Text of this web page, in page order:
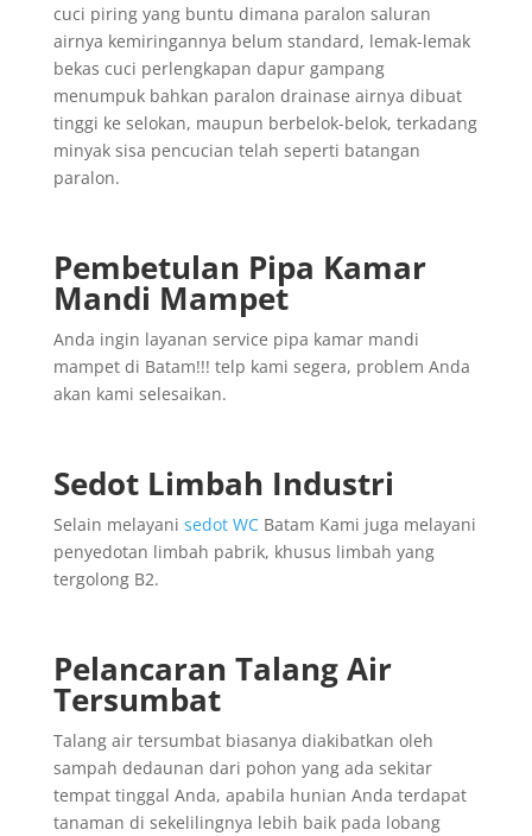
cuci piring yang buntu dimana paralon saluran
airnya kemiringannya belum standard, lemak-lemak
bekas cuci perlengkapan dapur gampang
menumpuk bahkan paralon drainase airnya dibuat
tinggi ke selokan, maupun berbelok-belok, terkadang
minyak sisa pencucian telah seperti batangan
paralon.
Pembetulan Pipa Kamar
Mandi Mampet
Anda ingin layanan service pipa kamar mandi
mampet di Batam!!! telp kami segera, problem Anda
akan kami selesaikan.
Sedot Limbah Industri
Selain melayani sedot WCBatam Kami juga melayani
penyedotan limbah pabrik, khusus limbah yang
tergolong B2.
Pelancaran Talang Air
Tersumbat
Talang air tersumbat biasanya diakibatkan oleh
sampah dedaunan dari pohon yang ada sekitar
tempat tinggal Anda, apabila hunian Anda terdapat
tanaman di sekelilingnya lebih baik pada lobang